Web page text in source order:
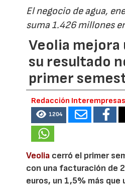
El negocio de agua,
suma 1.426 millones
Veolia mejora
su resultado
primer
Redacción Interempresas
1204
Veolia cerró el primer
con una facturación de
euros, un 1,5% más que